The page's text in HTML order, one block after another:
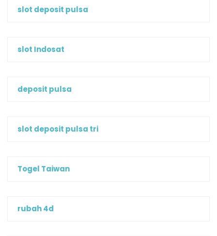
slot deposit pulsa
slot Indosat
deposit pulsa
slot deposit pulsa tri
Togel Taiwan
rubah 4d